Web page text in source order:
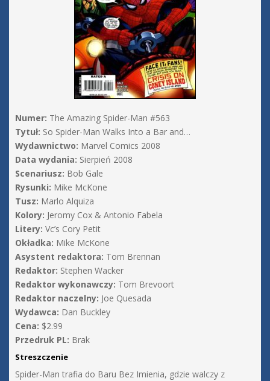
Numer: The Amazing Spider-Man #563
Tytuł: So Spider-Man Walks Into a Bar and…
Wydawnictwo: Marvel Comics 2008
Data wydania: Sierpień 2008
Scenariusz: Bob Gale
Rysunki: Mike McKone
Tusz: Marlo Alquiza
Kolory: Jeromy Cox & Antonio Fabela
Litery: Vc’s Cory Petit
Okładka: Mike McKone
Asystent redaktora: Tom Brennan
Redaktor: Stephen Wacker
Redaktor wykonawczy: Tom Brevoort
Redaktor naczelny: Joe Quesada
Wydawca: Dan Buckley
Cena: $2.99
Przedruk PL: Brak
Streszczenie
Spider-Man trafia do Baru Bez Imienia, gdzie walczy z